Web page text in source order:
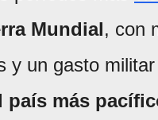
Mundial, con
y un gasto
más